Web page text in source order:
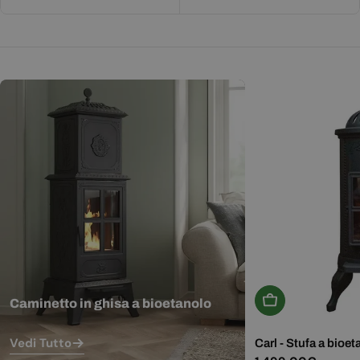
Caminetto in ghisa a bioetanolo
Vedi Tutto
Aggiungi Al
Carl - Stufa a